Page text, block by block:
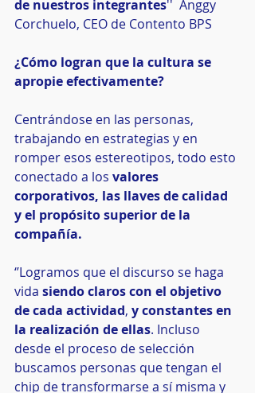
de nuestros integrantes''  Anggy
Corchuelo, CEO de Contento BPS
¿Cómo logran que la cultura se
apropie efectivamente?
Centrándose en las personas,
trabajando en estrategias y en
romper esos estereotipos, todo esto
conectado a los valores
corporativos, las llaves de calidad
y el propósito superior de la
compañía.
‘’Logramos que el discurso se haga
vida siendo claros con el objetivo
de cada actividad, y constantes en
la realización de ellas. Incluso
desde el proceso de selección
buscamos personas que tengan el
chip de transformarse a sí misma y